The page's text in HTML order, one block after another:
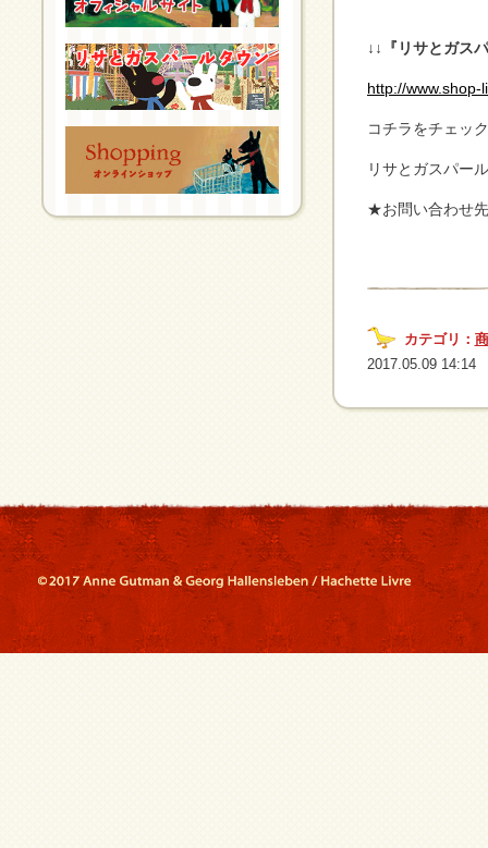
↓↓『リサとガス
http://
コチラをチェッ
リサとガスパー
★お問い合わせ
カテゴリ：
2017.05.09 14:14